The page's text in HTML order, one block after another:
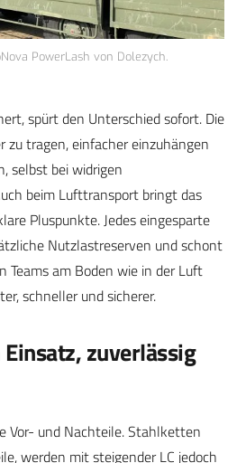
PowerLash von Dolezych.
spürt den Unterschied sofort. Die
tragen, einfacher einzuhängen
selbst bei widrigen
beim Lufttransport bringt das
Pluspunkte. Jedes eingesparte
Nutzlastreserven und schont
Teams am Boden wie in der Luft
schneller und sicherer.
zuverlässig
Vor- und Nachteile. Stahlketten
werden mit steigender LC jedoch